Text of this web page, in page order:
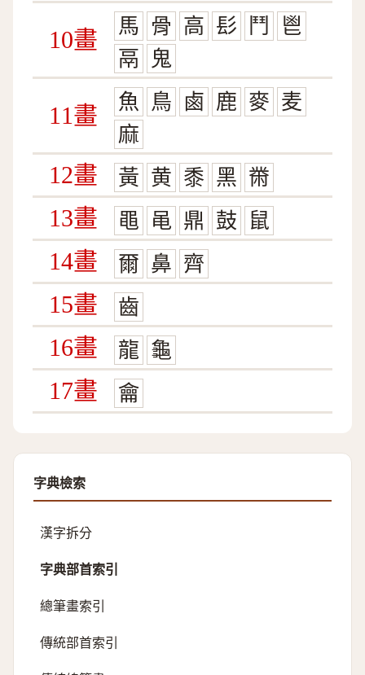
10畫 馬 骨 高 髟 鬥
鬯
鬲
鬼
11畫 魚 鳥 鹵 鹿 麥 麦
麻
12畫 黃 黄 黍 黑 黹
13畫 黽 黾 鼎 鼓 鼠
14畫 爾 鼻 齊
15畫 齒
16畫 龍 龜
17畫 龠
字典檢索
漢字拆分
字典部首索引
總筆畫索引
傳統部首索引